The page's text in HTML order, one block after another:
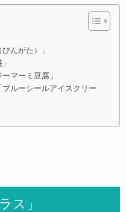
んがた）」
マーミ豆腐」
ルーシールアイスクリー
ス」